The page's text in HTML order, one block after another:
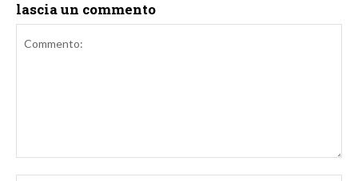
lascia un commento